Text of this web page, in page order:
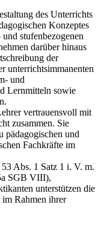
des Unterrichts
Konzeptes
stufenbezogenen
darüber hinaus
der
unterrichtsimmanenten
und
Lernmitteln sowie
vertrauensvoll mit
zusammen. Sie
pädagogischen und
Fachkräfte im
Abs. 1 Satz 1 i. V. m.
SGB VIII),
unterstützen die
Rahmen ihrer